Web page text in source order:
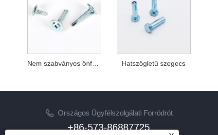
Nem szabványos önfúró csavarok Hatszögletű szegecs
Országos Ügyfélszolgálati Forródrót
+86-573-86887725